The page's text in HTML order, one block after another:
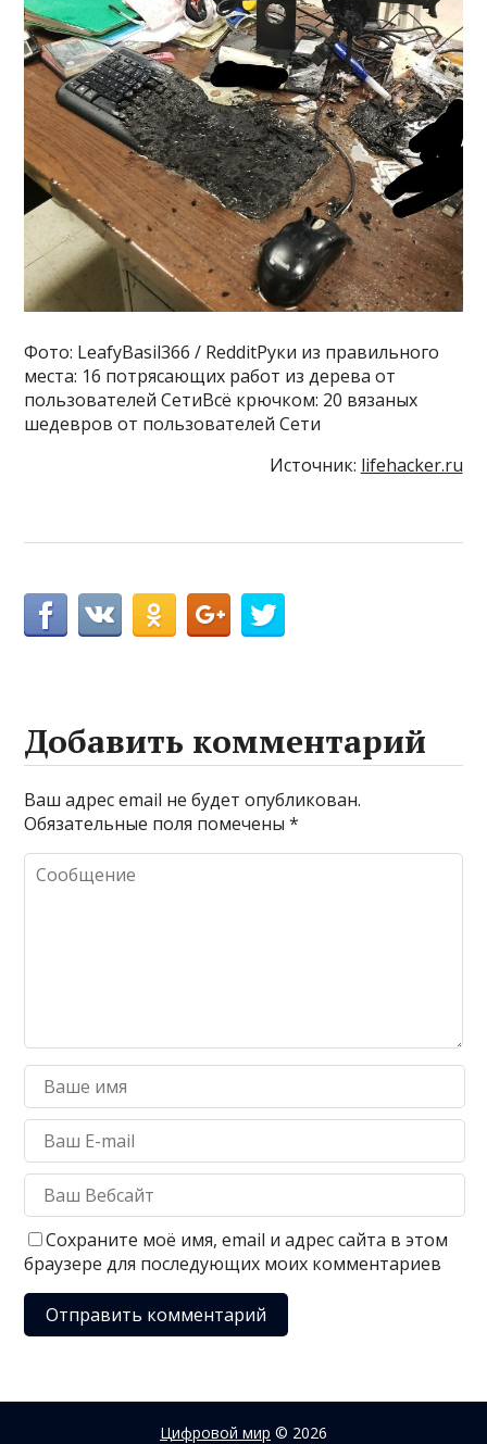
Фото: LeafyBasil366 / RedditРуки из правильного
места: 16 потрясающих работ из дерева от
пользователей СетиВсё крючком: 20 вязаных
шедевров от пользователей Сети
Источник: lifehacker.ru
Добавить комментарий
Ваш адрес email не будет опубликован.
Обязательные поля помечены*
Сохраните моё имя, email и адрес сайта в этом
браузере для последующих моих комментариев
Цифровой мир © 2026